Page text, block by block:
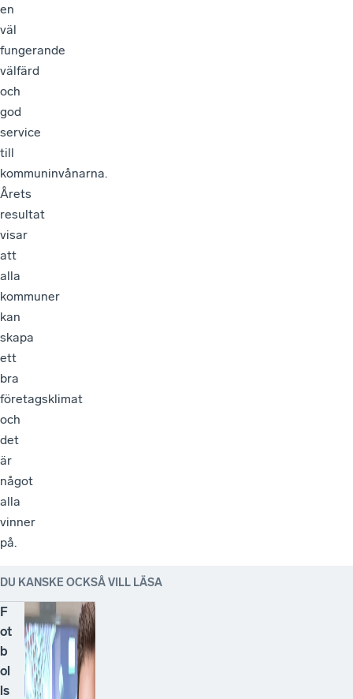
en
väl
fungerande
välfärd
och
god
service
till
kommuninvånarna.
Årets
resultat
visar
att
alla
kommuner
kan
skapa
ett
bra
företagsklimat
och
det
är
något
alla
vinner
på.
DU KANSKE OCKSÅ VILL LÄSA
F
ot
b
ol
ls